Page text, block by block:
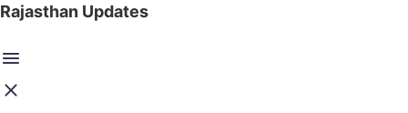
Rajasthan Updates